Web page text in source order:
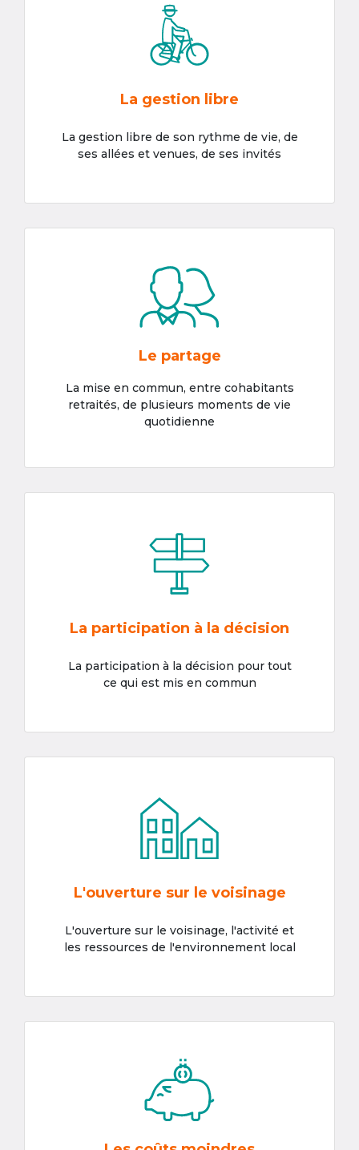
La gestion libre
La gestion libre de son rythme de vie, de
ses allées et venues, de ses invités
Le partage
La mise en commun, entre cohabitants
retraités, de plusieurs moments de vie
quotidienne
La participation à la décision
La participation à la décision pour tout
ce qui est mis en commun
L'ouverture sur le voisinage
L'ouverture sur le voisinage, l'activité et
les ressources de l'environnement local